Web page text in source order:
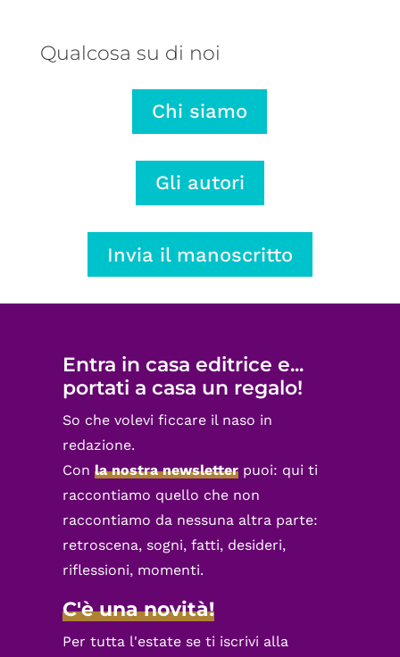
Qualcosa su di noi
Chi siamo
Gli autori
Invia il manoscritto
Entra in casa editrice e...
portati a casa un regalo!
So che volevi ficcare il naso in
redazione.
Con la nostra newsletterpuoi: qui ti
raccontiamo quello che non
raccontiamo da nessuna altra parte:
retroscena, sogni, fatti, desideri,
riflessioni, momenti.
C'è una novità!
Per tutta l'estate se ti iscrivi alla